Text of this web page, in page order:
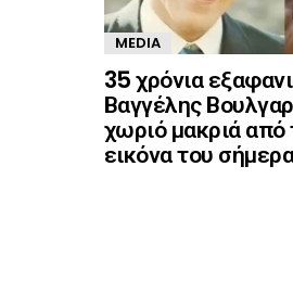
MEDIA
35 χρόνια
Βαγγέλης
χωριό μακριά
εικόνα του